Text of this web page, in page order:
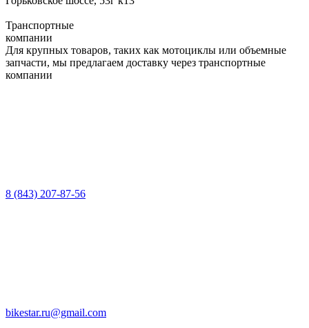
Транспортные
компании
Для крупных товаров, таких как мотоциклы или объемные
запчасти, мы предлагаем доставку через транспортные
компании
8 (843) 207-87-56
bikestar.ru@gmail.com